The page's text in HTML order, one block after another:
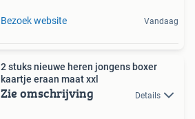
Bezoek website Vandaag
2 stuks nieuwe heren jongens boxer
kaartje eraan maat xxl
Zie omschrijving Details